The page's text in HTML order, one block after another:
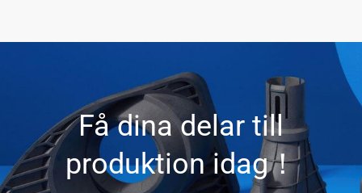
Få dina delar till
produktion idag！